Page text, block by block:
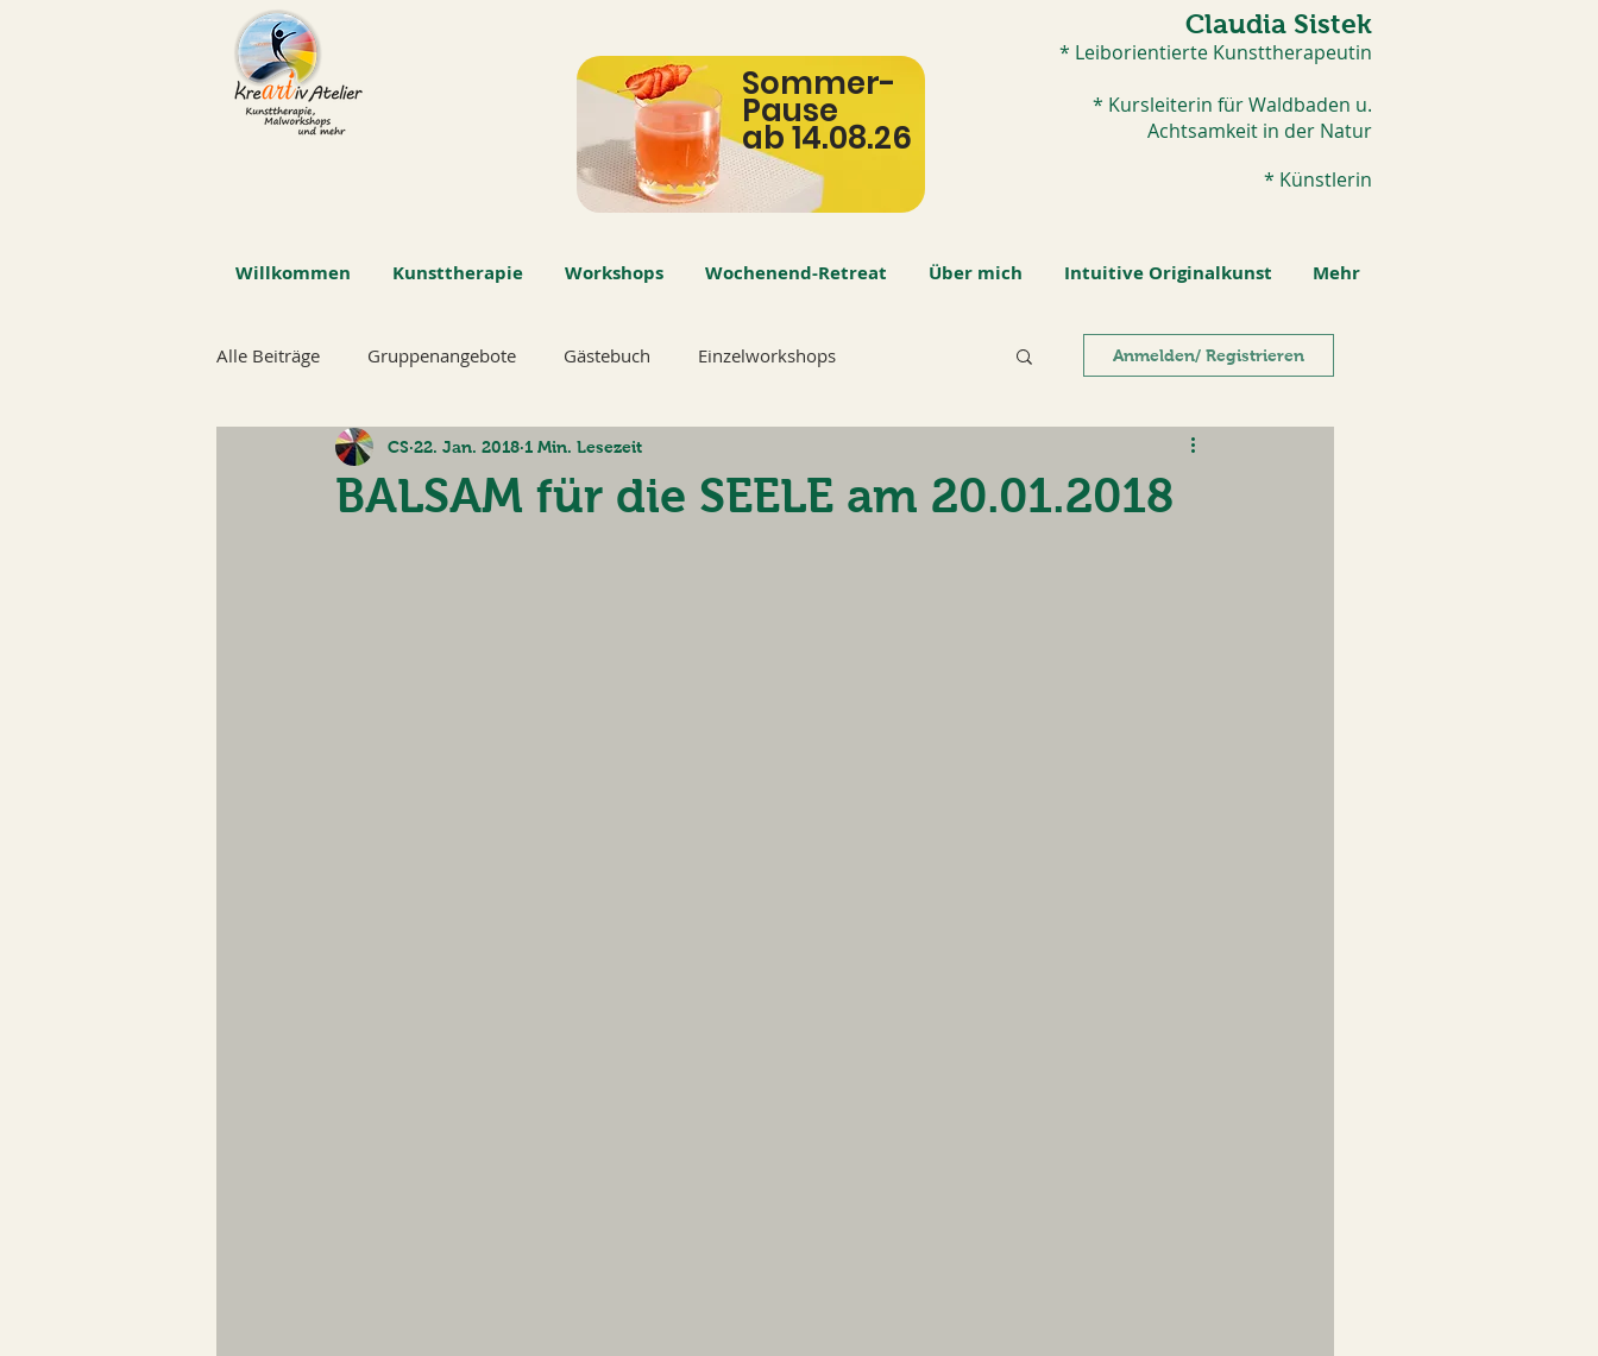
Claudia Sistek
Sommer-
Pause
ab 14.08.26
* Leiborientierte Kunsttherapeutin
* Kursleiterin für Waldbaden u.
Achtsamkeit in der Natur
* Künstlerin​
Willkommen Kunsttherapie Workshops Wochenend-Retreat Über mich Intuitive Originalkunst Mehr
Alle Beiträge Gruppenangebote Gästebuch Einzelworkshops Anmelden/ Registrieren
BALSAM für die SEELE am 20.01.2018
CS 22. Jan. 2018 1 Min. Lesezeit